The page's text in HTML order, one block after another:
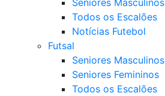
Todos os Escalões
Notícias Futebol
Futsal
Seniores Masculinos
Seniores Femininos
Todos os Escalões